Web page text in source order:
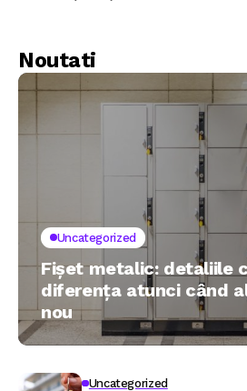
Noutati
Uncategorized
Fișet metalic: detaliile
diferența atunci când
nou
Uncategorized